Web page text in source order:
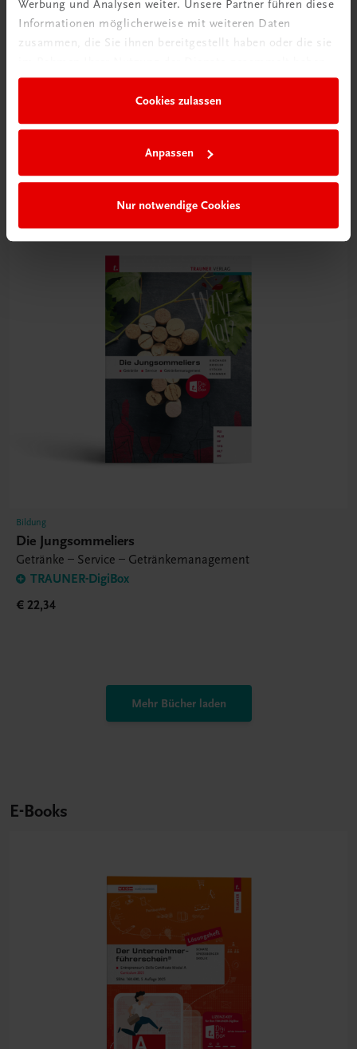
Werbung und Analysen weiter. Unsere Partner führen diese
Informationen möglicherweise mit weiteren Daten
zusammen, die Sie ihnen bereitgestellt haben oder die sie
Cookies zulassen
Anpassen
Nur notwendige Cookies
Bildung
€ 29,50
Bildung
Die Jungsommeliers
Getränke – Service – Getränkemanagement
TRAUNER-DigiBox
€ 22,34
Mehr Bücher laden
E-Books